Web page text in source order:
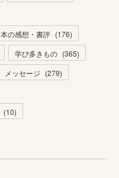
本の感想・書評 (176)
学び多きもの (365)
メッセージ (279)
(10)